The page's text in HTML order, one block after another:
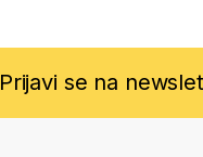
Prijavi se na